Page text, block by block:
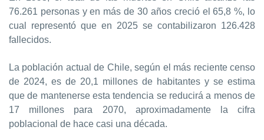
76.261 personas y en más de 30 años creció el 65,8 %, lo
cual representó que en 2025 se contabilizaron 126.428
fallecidos.
La población actual de Chile, según el más reciente censo
de 2024, es de 20,1 millones de habitantes y se estima
que de mantenerse esta tendencia se reducirá a menos de
17 millones para 2070, aproximadamente la cifra
poblacional de hace casi una década.